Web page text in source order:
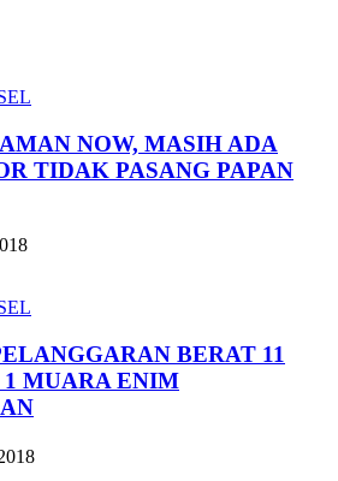
NOW, MASIH ADA
TIDAK PASANG PAPAN
BERAT 11
MUARA ENIM